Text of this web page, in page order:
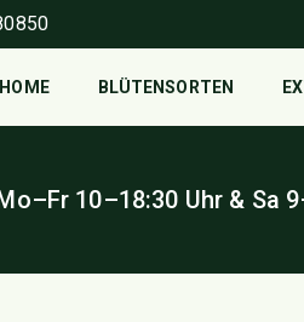
HOME BLÜTENSORTEN
10–18:30 Uhr & Sa